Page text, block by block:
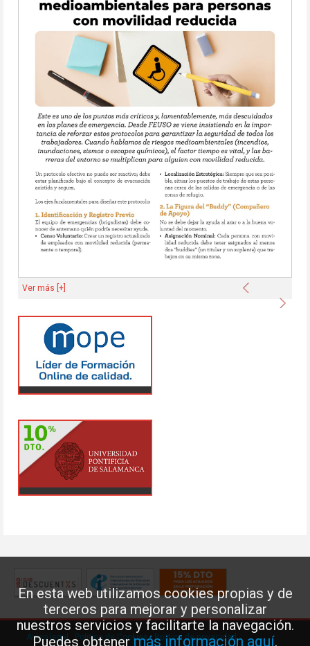
En esta web utilizamos cookies propias y de
terceros para mejorar y personalizar
nuestros servicios y facilitarte la navegación.
Puedes obtenermás información aquí.
Anterior
Ver más [+]
Aviso legal·Política de Cookies·Política de privacidad